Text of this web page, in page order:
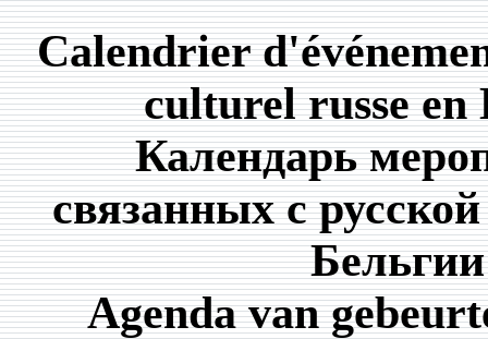
Calendrier
culturel russe en
Календарь
связанных с
Бельгии
Agenda van